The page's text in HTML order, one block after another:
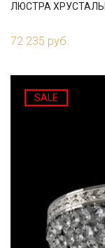
ЛЮСТРА
72 235 руб.
SALE